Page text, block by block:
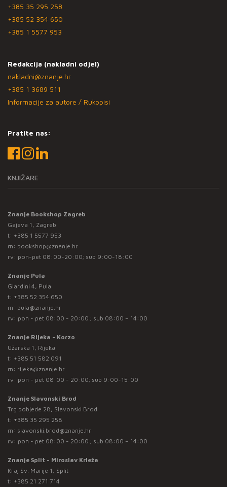
+385 35 295 258
+385 52 354 650
+385 1 5577 953
Redakcija (nakladni odjel)
nakladni@znanje.hr
+385 1 3689 511
Informacije za autore / Rukopisi
Pratite nas:
KNJIŽARE
Znanje Bookshop Zagreb
Gajeva 1, Zagreb
t: +385 1 5577 953
m: bookshop@znanje.hr
rv: pon-pet 08:00-20:00; sub 9:00-18:00
Znanje Pula
Giardini 4, Pula
t: +385 52 354 650
m: pula@znanje.hr
rv: pon - pet 08:00 - 20:00 ; sub 08:00 – 14:00
Znanje Rijeka - Korzo
Užarska 1, Rijeka
t: +385 51 582 091
m: rijeka@znanje.hr
rv: pon - pet 08:00 - 20:00; sub 9:00-15:00
Znanje Slavonski Brod
Trg pobjede 28, Slavonski Brod
t: +385 35 295 258
m: slavonski.brod@znanje.hr
rv: pon - pet 08:00 - 20:00 ; sub 08:00 – 14:00
Znanje Split - Miroslav Krleža
Kraj Sv. Marije 1, Split
t: +385 21 271 714